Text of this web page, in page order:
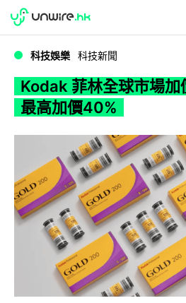
WWDC 2026
科技娛樂 科技新聞
Kodak 菲林全球市場加
最高加價40%